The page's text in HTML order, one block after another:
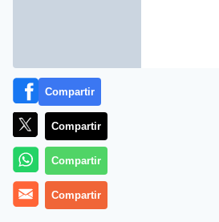
Compartir
Compartir
Compartir
Compartir